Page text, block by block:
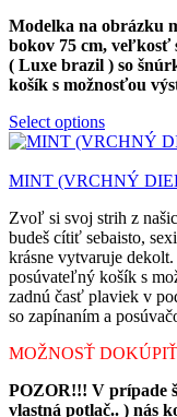
Modelka na obrázku
bokov 75 cm, veľkosť
( Luxe brazil ) so
košík s možnosťou
Select options
MINT (VRCHNÝ
Zvoľ si svoj strih z
budeš cítiť sebaisto,
krásne vytvaruje
posúvateľný košík s
zadnú časť plaviek v
so zapínaním a
MOŽNOSŤ
POZOR!!! V prípade
vlastná potlač.. ) nás